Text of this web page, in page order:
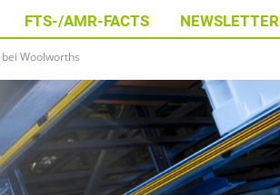
FTS-/AMR-FACTS NEWSLETTER
Woolworths